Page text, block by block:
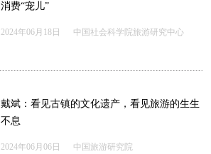
消费“宠儿”
2024年06月18日 中国社会科学院旅游研究中心
戴斌：看见古镇的文化遗产，看见旅游的生生
不息
2024年06月06日 中国旅游研究院